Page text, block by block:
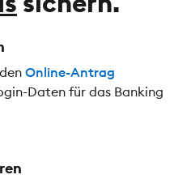
Online-Antrag
Daten für das Banking